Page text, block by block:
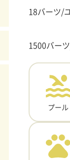
18バーツ/
1500バー
プール